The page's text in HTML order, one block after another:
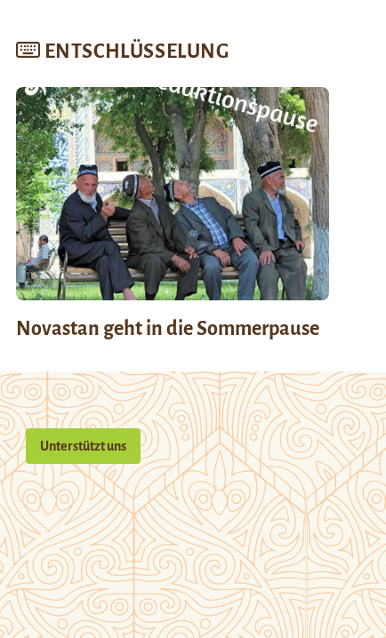
ENTSCHLÜSSELUNG
Novastan geht in die Sommerpause
Unterstützt uns